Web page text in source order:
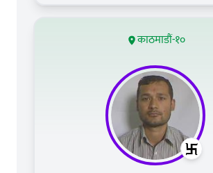
काठमाडौं-१०